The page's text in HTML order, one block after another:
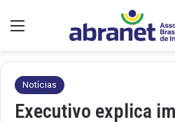
Notícias
Executivo explica